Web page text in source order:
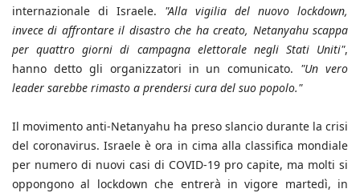
internazionale di Israele. "Alla vigilia del nuovo lockdown,
invece di affrontare il disastro che ha creato, Netanyahu scappa
per quattro giorni di campagna elettorale negli Stati Uniti",
hanno detto gli organizzatori in un comunicato. "Un vero
leader sarebbe rimasto a prendersi cura del suo popolo."
Il movimento anti-Netanyahu ha preso slancio durante la crisi
del coronavirus. Israele è ora in cima alla classifica mondiale
per numero di nuovi casi di COVID-19 pro capite, ma molti si
oppongono al lockdown che entrerà in vigore martedì, in